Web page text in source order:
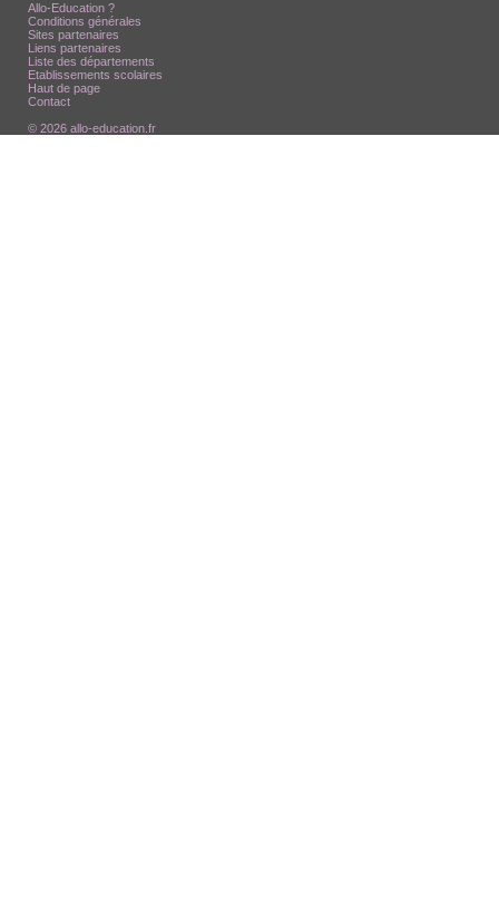
Allo-Education ?
Conditions générales
Sites partenaires
Liens partenaires
Liste des départements
Etablissements scolaires
Haut de page
Contact
© 2026 allo-education.fr